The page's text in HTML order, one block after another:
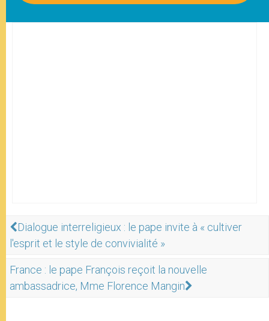
Dialogue interreligieux : le pape invite à « cultiver
l'esprit et le style de convivialité »
France : le pape François reçoit la nouvelle
ambassadrice, Mme Florence Mangin